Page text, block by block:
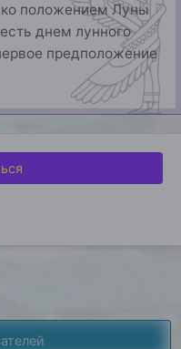
положением Луны
днем лунного
предположение